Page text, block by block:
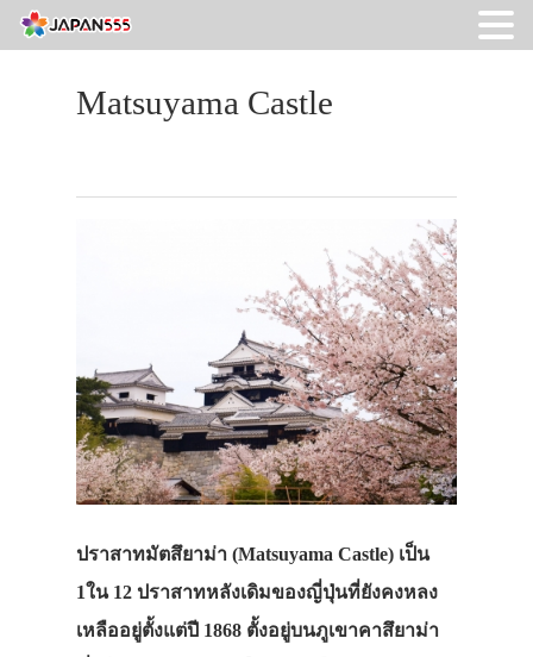
Matsuyama Castle
ปราสาทมัตสึยาม่า (Matsuyama Castle) เป็น
1ใน 12 ปราสาทหลังเดิมของญี่ปุ่นที่ยังคงหลง
เหลืออยู่ตั้งแต่ปี 1868 ตั้งอยู่บนภูเขาคาสึยาม่า